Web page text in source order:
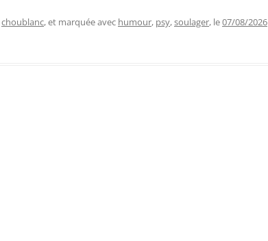
choublanc, et marquée avec humour, psy,soulager, le07/08/2026